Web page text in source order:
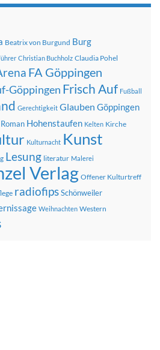
Beatrix von Burgund Burg
Christian Buchholz Claudia Pohel
FA Göppingen
Göppingen Frisch Auf Fußball
Gerechtigkeit Glauben Göppingen
Hohenstaufen Kelten Kirche
Kulturnacht Kunst
Lesung literatur Malerei
Verlag Offener Kulturtreff
radiofipsSchönweiler
Weihnachten Western